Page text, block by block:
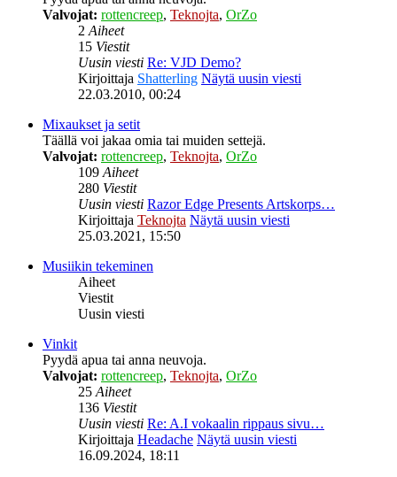
Valvojat: rottencreep, Teknojta, OrZo
2Aiheet
15 Viestit
Uusin viesti Re: VJD Demo?
Kirjoittaja Shatterling Näytä uusin viesti
22.03.2010, 00:24
Mixaukset ja setit
Täällä voi jakaa omia tai muiden settejä.
Valvojat: rottencreep, Teknojta, OrZo
109Aiheet
280 Viestit
Uusin viesti Razor Edge Presents Artskorps…
Kirjoittaja Teknojta Näytä uusin viesti
25.03.2021, 15:50
Musiikin tekeminen
Aiheet
Viestit
Uusin viesti
Vinkit
Pyydä apua tai anna neuvoja.
Valvojat: rottencreep, Teknojta, OrZo
25Aiheet
136 Viestit
Uusin viesti Re: A.I vokaalin rippaus sivu…
Kirjoittaja Headache Näytä uusin viesti
16.09.2024, 18:11